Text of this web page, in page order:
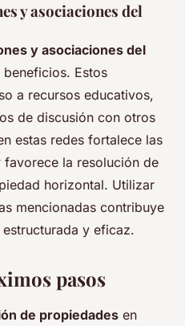
y asociaciones del
y asociaciones del
Estos
a recursos educativos,
de discusión con otros
estas redes fortalece las
la resolución de
horizontal. Utilizar
mencionadas contribuye
y eficaz.
pasos
de propiedades en